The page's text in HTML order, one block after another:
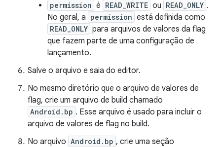
permission é READ_WRITE ou READ_ONLY .
No geral, a permission está definida como
READ_ONLY para arquivos de valores da flag
que fazem parte de uma configuração de
lançamento.
Salve o arquivo e saia do editor.
No mesmo diretório que o arquivo de valores de
flag, crie um arquivo de build chamado
Android.bp . Esse arquivo é usado para incluir o
arquivo de valores de flag no build.
No arquivo Android.bp , crie uma seção